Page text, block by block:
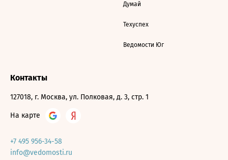
Думай
Техуспех
Ведомости Юг
Контакты
127018, г. Москва, ул. Полковая, д. 3, стр. 1
На карте
+7 495 956-34-58
info@vedomosti.ru